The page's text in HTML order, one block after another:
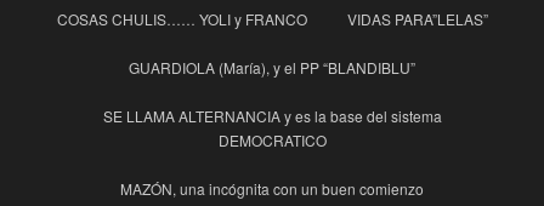
COSAS CHULIS…… YOLI y FRANCO VIDAS PARA”LELAS”
GUARDIOLA (María), y el PP “BLANDIBLU”
SE LLAMA ALTERNANCIA y es la base del sistema
DEMOCRATICO
MAZÓN, una incógnita con un buen comienzo